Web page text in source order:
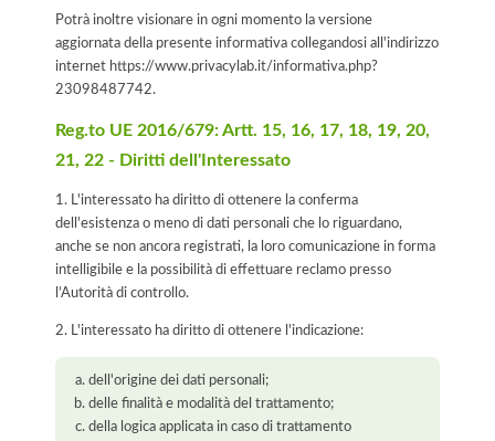
Potrà inoltre visionare in ogni momento la versione
aggiornata della presente informativa collegandosi all'indirizzo
internet https://www.privacylab.it/informativa.php?
23098487742.
Reg.to UE 2016/679: Artt. 15, 16, 17, 18, 19, 20,
21, 22 - Diritti dell'Interessato
1. L'interessato ha diritto di ottenere la conferma
dell'esistenza o meno di dati personali che lo riguardano,
anche se non ancora registrati, la loro comunicazione in forma
intelligibile e la possibilità di effettuare reclamo presso
l’Autorità di controllo.
2. L'interessato ha diritto di ottenere l'indicazione:
dell'origine dei dati personali;
delle finalità e modalità del trattamento;
della logica applicata in caso di trattamento